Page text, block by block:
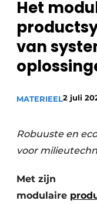
Vacature
Vacatures
Video’s
Safety First
Kranen
Persen
Het
van
MATERIEEL2 juli
Robuuste en
voor
Met zijn
modulaire